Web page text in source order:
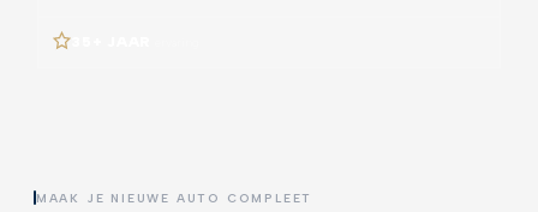
MAAK JE NIEUWE AUTO COMPLEET